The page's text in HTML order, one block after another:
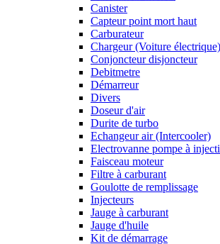
Canister
Capteur point mort haut
Carburateur
Chargeur (Voiture électrique)
Conjoncteur disjoncteur
Debitmetre
Démarreur
Divers
Doseur d'air
Durite de turbo
Echangeur air (Intercooler)
Electrovanne pompe à
Faisceau moteur
Filtre à carburant
Goulotte de remplissage
Injecteurs
Jauge à carburant
Jauge d'huile
Kit de démarrage